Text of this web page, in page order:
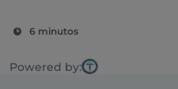
6 minutos
Powered by: